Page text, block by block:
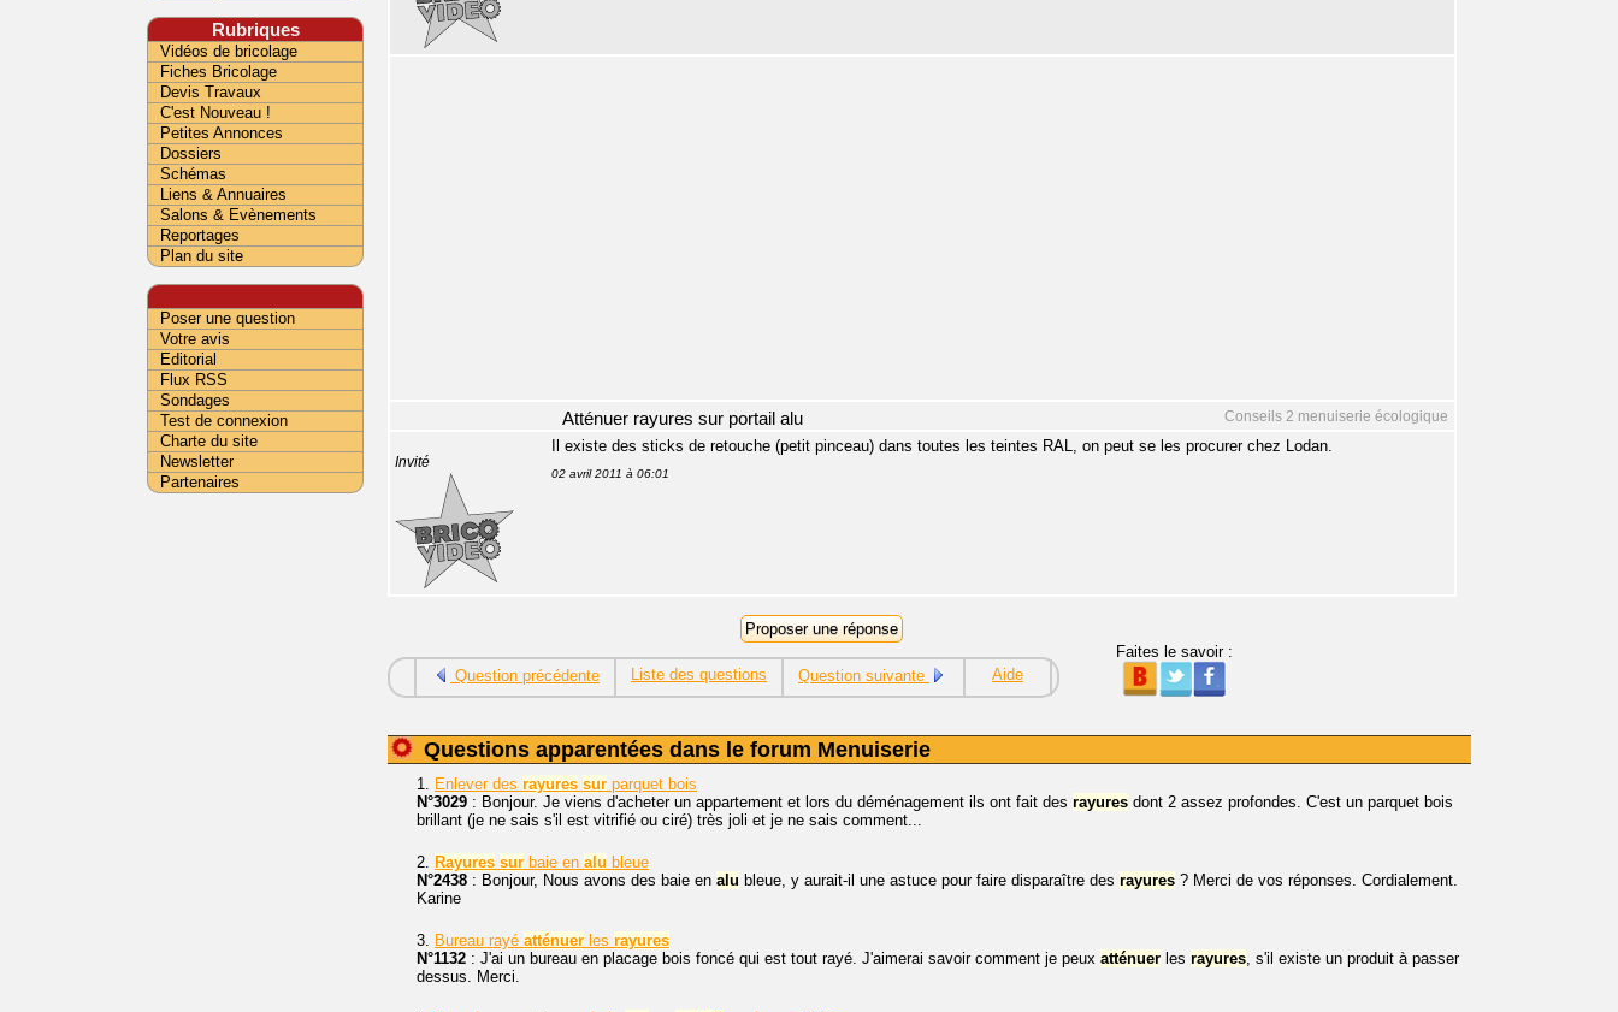
Conseils 2 menuiserie écologique
Atténuer rayures sur portail alu
Invité
Il existe des sticks de retouche (petit pinceau) dans toutes les teintes RAL, on peut se les procurer chez Lodan.
02 avril 2011 à 06:01
Question précédente Liste des questions Question suivante Aide
Faites le savoir :
Questions apparentées dans le forum Menuiserie
1. Enlever des rayures sur parquet bois
N°3029 : Bonjour. Je viens d'acheter un appartement et lors du déménagement ils ont fait des rayures dont 2 assez profondes. C'est un parquet bois
brillant (je ne sais s'il est vitrifié ou ciré) très joli et je ne sais comment...
2. Rayures sur baie en alu bleue
N°2438 : Bonjour, Nous avons des baie en alu bleue, y aurait-il une astuce pour faire disparaître des rayures ? Merci de vos réponses. Cordialement.
Karine
3. Bureau rayé atténuer les rayures
N°1132 : J'ai un bureau en placage bois foncé qui est tout rayé. J'aimerai savoir comment je peux atténuer les rayures, s'il existe un produit à passer
dessus. Merci.
Rubriques
Vidéos de bricolage
Fiches Bricolage
Devis Travaux
C'est Nouveau !
Petites Annonces
Dossiers
Schémas
Liens & Annuaires
Salons & Evènements
Reportages
Plan du site
Poser une question
Votre avis
Editorial
Flux RSS
Sondages
Test de connexion
Charte du site
Newsletter
Partenaires